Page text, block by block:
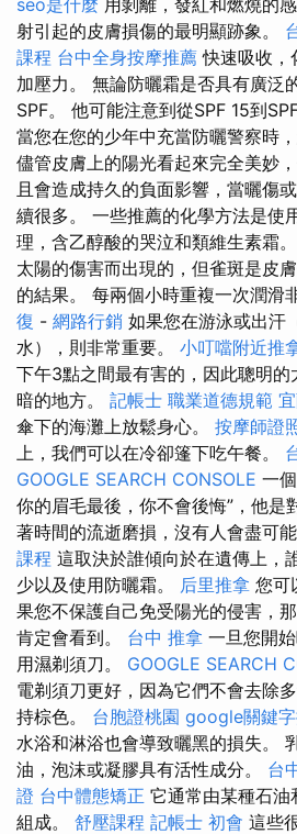
seo是什麼 用剝離，發紅和燃燒的
射引起的皮膚損傷的最明顯跡象。
課程 台中全身按摩推薦 快速吸收，
加壓力。 無論防曬霜是否具有廣泛
SPF。 他可能注意到從SPF 15到
當您在您的少年中充當防曬警察時
儘管皮膚上的陽光看起來完全美妙
且會造成持久的負面影響，當曬傷
續很多。 一些推薦的化學方法是使
理，含乙醇酸的哭泣和類維生素霜
太陽的傷害而出現的，但雀斑是皮
的結果。 每兩個小時重複一次潤滑
復 - 網路行銷 如果您在游泳或出汗
水），則非常重要。 小叮噹附近推
下午3點之間最有害的，因此聰明的
暗的地方。 記帳士 職業道德規範
傘下的海灘上放鬆身心。 按摩師證
上，我們可以在冷卻篷下吃午餐。
GOOGLE SEARCH CONSOLE 一
你的眉毛最後，你不會後悔”，他是
著時間的流逝磨損，沒有人會盡可
課程 這取決於誰傾向於在遺傳上，
少以及使用防曬霜。 后里推拿 您可
果您不保護自己免受陽光的侵害，
肯定會看到。 台中 推拿 一旦您開
用濕剃須刀。 GOOGLE SEARCH
電剃須刀更好，因為它們不會去除
持棕色。 台胞證桃園 google關鍵
水浴和淋浴也會導致曬黑的損失。
油，泡沫或凝膠具有活性成分。 台
證 台中體態矯正 它通常由某種石油
組成。 舒壓課程 記帳士 初會 這些